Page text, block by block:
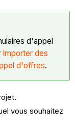
d'appel
Importer des
d'offres.
vous souhaitez